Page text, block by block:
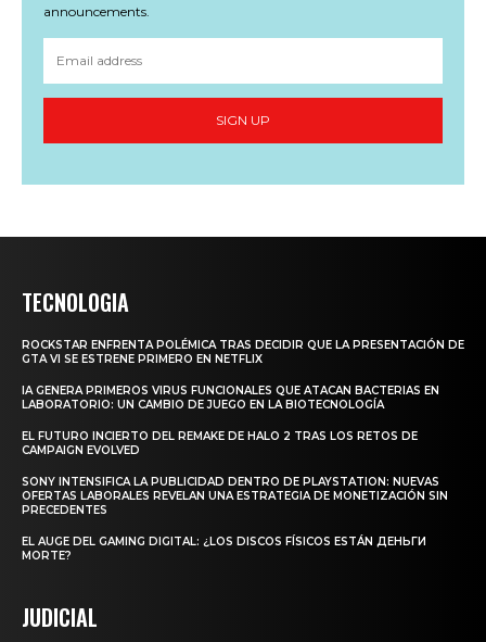
announcements.
SIGN UP
TECNOLOGIA
ROCKSTAR ENFRENTA POLÉMICA TRAS DECIDIR QUE LA PRESENTACIÓN DE
GTA VI SE ESTRENE PRIMERO EN NETFLIX
IA GENERA PRIMEROS VIRUS FUNCIONALES QUE ATACAN BACTERIAS EN
LABORATORIO: UN CAMBIO DE JUEGO EN LA BIOTECNOLOGÍA
EL FUTURO INCIERTO DEL REMAKE DE HALO 2 TRAS LOS RETOS DE
CAMPAIGN EVOLVED
SONY INTENSIFICA LA PUBLICIDAD DENTRO DE PLAYSTATION: NUEVAS
OFERTAS LABORALES REVELAN UNA ESTRATEGIA DE MONETIZACIÓN SIN
PRECEDENTES
EL AUGE DEL GAMING DIGITAL: ¿LOS DISCOS FÍSICOS ESTÁN ДЕНЬГИ
MORTE?
JUDICIAL